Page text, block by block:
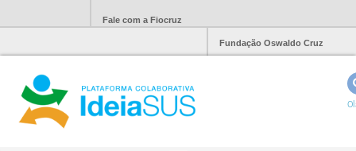
Fale com a Fiocruz
Fundação Oswaldo Cruz